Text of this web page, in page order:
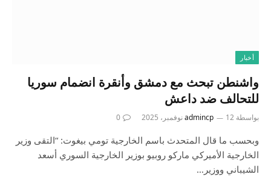
أخبار
واشنطن تبحث مع دمشق وأنقرة انضمام سوريا
للتحالف ضد داعش
بواسطة admincp 12 نوفمبر، 2025 0
وبحسب ما قال المتحدث باسم الخارجية تومي بيغوت: “التقى وزير
الخارجية الأميركي ماركو روبيو بوزير الخارجية السوري أسعد
الشيباني ووزير…